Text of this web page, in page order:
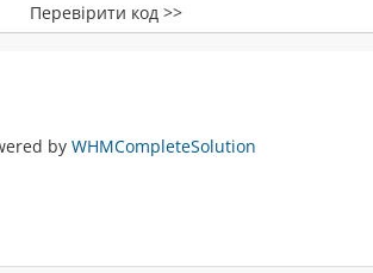
Перевірити код >>
by WHMCompleteSolution